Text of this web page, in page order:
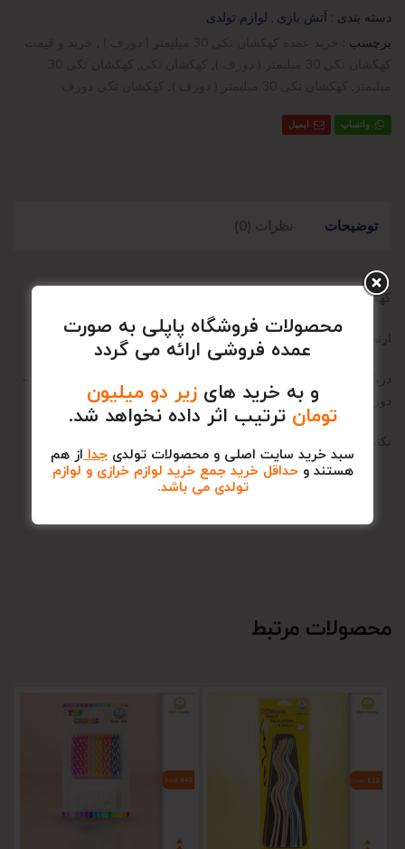
دسته بندی : آتش بازی , لوازم تولدی
برچسب :
,
,
,
,
,
واتساپ ایمیل
توضیحات
کهکشان تکی 30 میلیمتر ( دورف )
درباره محصول : یک عدد مینی شوت زمینی – مناسب برای بزرگسالان –
دور از منزل و فضا باز
نکته : قبلا از مصرف به نکات و دستورات روی محصول توجه فرمایید .
محصولات مرتبط
محصولات فروشگاه پاپلی به صورت
عمده فروشی ارائه می گردد
و به خرید هایزیر دو میلیون
تومان ترتیب اثر داده نخواهد شد.
سبد خرید سایت اصلی و محصولات تولدی جدا از هم
هستند وحداقل خرید جمع خرید لوازم خرازی و لوازم
تولدی می باشد.